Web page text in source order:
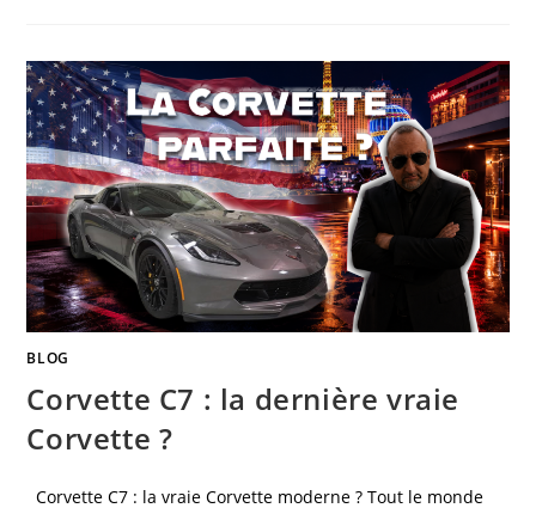
BLOG
Corvette C7 : la dernière vraie
Corvette ?
Corvette C7 : la vraie Corvette moderne ? Tout le monde